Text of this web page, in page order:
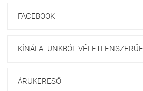
FACEBOOK
KÍNÁLATUNKBÓL
ÁRUKERESŐ